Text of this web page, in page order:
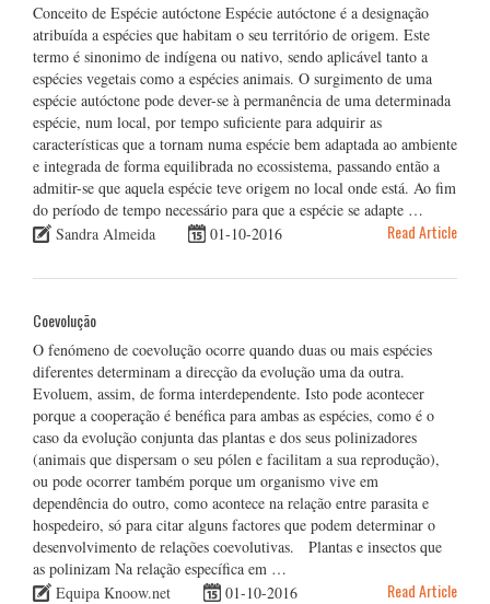
Conceito de Espécie autóctone Espécie autóctone é a designação
atribuída a espécies que habitam o seu território de origem. Este
termo é sinonimo de indígena ou nativo, sendo aplicável tanto a
espécies vegetais como a espécies animais. O surgimento de uma
espécie autóctone pode dever-se à permanência de uma determinada
espécie, num local, por tempo suficiente para adquirir as
características que a tornam numa espécie bem adaptada ao ambiente
e integrada de forma equilibrada no ecossistema, passando então a
admitir-se que aquela espécie teve origem no local onde está. Ao fim
do período de tempo necessário para que a espécie se adapte …
Sandra Almeida
01-10-2016 Read Article
Coevolução
O fenómeno de coevolução ocorre quando duas ou mais espécies
diferentes determinam a direcção da evolução uma da outra.
Evoluem, assim, de forma interdependente. Isto pode acontecer
porque a cooperação é benéfica para ambas as espécies, como é o
caso da evolução conjunta das plantas e dos seus polinizadores
(animais que dispersam o seu pólen e facilitam a sua reprodução),
ou pode ocorrer também porque um organismo vive em
dependência do outro, como acontece na relação entre parasita e
hospedeiro, só para citar alguns factores que podem determinar o
desenvolvimento de relações coevolutivas. Plantas e insectos que
as polinizam Na relação específica em …
Equipa Knoow.net
01-10-2016 Read Article